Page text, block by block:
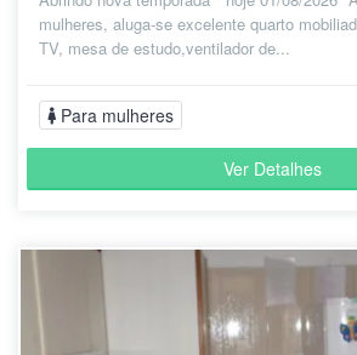
mulheres, aluga-se excelente quarto
TV, mesa de estudo,ventilador de...
Para mulheres
Ver Detalhes